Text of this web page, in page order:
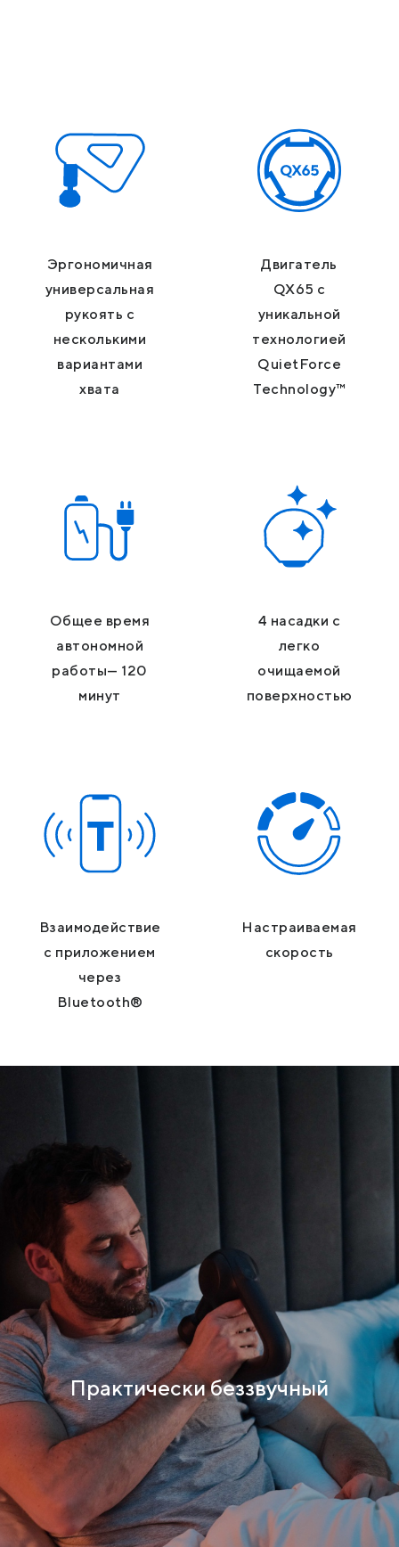
Эргономичная
универсальная
рукоять с
несколькими
вариантами
хвата
Двигатель
QX65 с
уникальной
технологией
QuietForce
Technology™
Общее время
автономной
работы— 120
минут
4 насадки с
легко
очищаемой
поверхностью
Взаимодействие
с приложением
через
Bluetooth®
Настраиваемая
скорость
Практически беззвучный